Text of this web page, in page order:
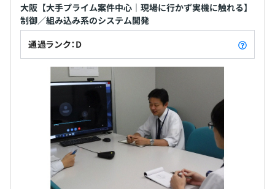
大阪【大手プライム案件中心｜現場に行かず実機に触れる】
制御／組み込み系のシステム開発
通過ランク：D